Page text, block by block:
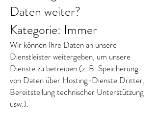
Daten weiter?
Kategorie: Immer
Wir können Ihre Daten an unsere
Dienstleister weitergeben, um unsere
Dienste zu betreiben (z. B. Speicherung
von Daten über Hosting-Dienste Dritter,
Bereitstellung technischer Unterstützung
usw.).